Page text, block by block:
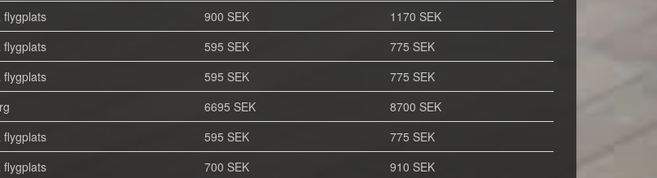
flygplats 900 SEK
1170 SEK
flygplats 595 SEK
775 SEK
flygplats 595 SEK
775 SEK
6695 SEK
8700 SEK
flygplats 595 SEK
775 SEK
flygplats 700 SEK 910 SEK